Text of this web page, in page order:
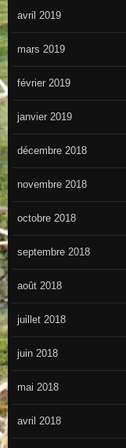
avril 2019
mars 2019
février 2019
janvier 2019
décembre 2018
novembre 2018
octobre 2018
septembre 2018
août 2018
juillet 2018
juin 2018
mai 2018
avril 2018